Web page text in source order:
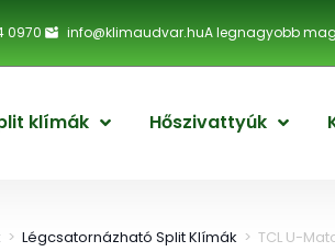
0970 info@klimaudvar.huA legnagyobb
klímák Hőszivattyúk
> Légcsatornázható Split Klímák > TCL U-